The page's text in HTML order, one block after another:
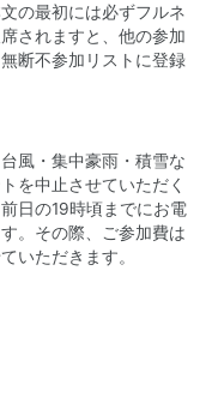
の最初には必ずフルネ
されますと、他の参加
断不参加リストに登録
風・集中豪雨・積雪な
を中止させていただく
日の19時頃までにお電
。その際、ご参加費は
いただきます。